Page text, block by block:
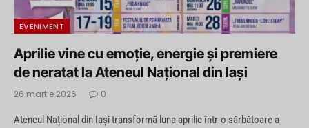
EVENIMENT
Aprilie vine cu emoție, energie și premiere
de neratat la Ateneul Național din Iași
26 martie 2026 0
Ateneul Național din Iași transformă luna aprilie într-o sărbătoare a